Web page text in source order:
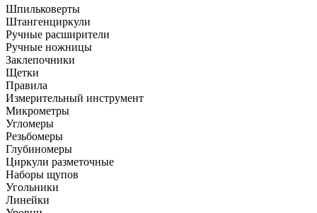
Шпильковерты
Штангенциркули
Ручные расширители
Ручные ножницы
Заклепочники
Щетки
Правила
Измерительный инструмент
Микрометры
Угломеры
Резьбомеры
Глубиномеры
Циркули разметочные
Наборы щупов
Угольники
Линейки